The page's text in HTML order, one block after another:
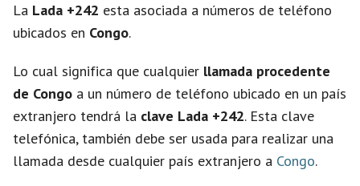
La Lada +242 esta asociada a números de teléfono
ubicados en Congo.
Lo cual significa que cualquier llamada procedente
de Congo a un número de teléfono ubicado en un país
extranjero tendrá la clave Lada +242. Esta clave
telefónica, también debe ser usada para realizar una
llamada desde cualquier país extranjero a Congo.